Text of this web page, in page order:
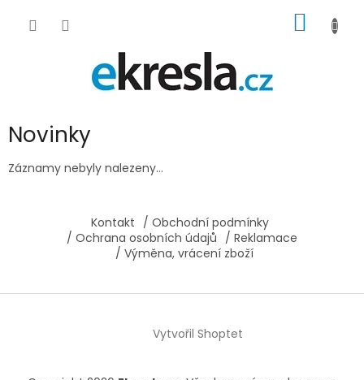
KOŠÍK
Novinky
Záznamy nebyly nalezeny...
í
Kontakt / Obchodní podmínky
/ Ochrana osobních údajů / Reklamace
/ Výměna, vrácení zboží
Vytvořil Shoptet